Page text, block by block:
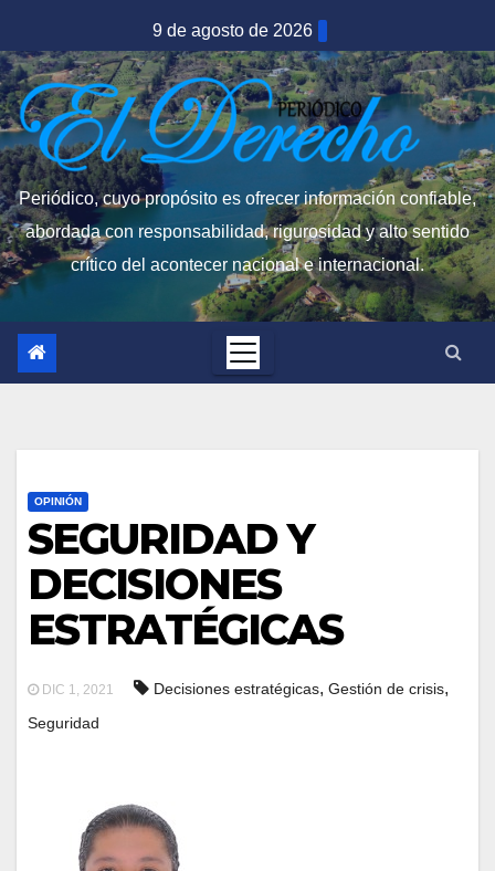
al
contenido
9 de agosto de 2026
Periódico, cuyo propósito es ofrecer información confiable,
abordada con responsabilidad, rigurosidad y alto sentido
crítico del acontecer nacional e internacional.
OPINIÓN
SEGURIDAD Y
DECISIONES
ESTRATÉGICAS
DIC 1, 2021 Decisiones estratégicas, Gestión de crisis,
Seguridad